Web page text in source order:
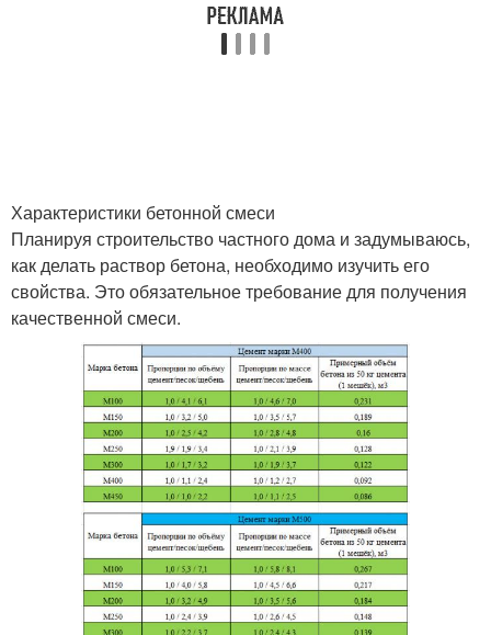
Характеристики бетонной смеси
Планируя строительство частного дома и задумываюсь,
как делать раствор бетона, необходимо изучить его
свойства. Это обязательное требование для получения
качественной смеси.